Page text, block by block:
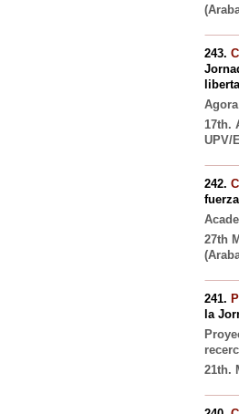
243.
17th.
UPV/
242.
27th
241.
la
21th.